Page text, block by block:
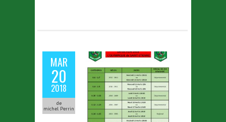
MAR
20
2018
de
michel Perrin